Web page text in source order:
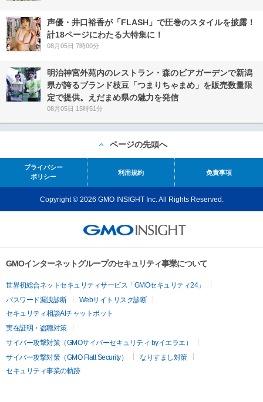
声優・井口裕香が「FLASH」で圧巻のスタイルを披露！
計18ページにわたる大特集に！
08月05日 7時00分
明治神宮外苑内のレストラン・森のビアガーデンで新潟
県が誇るブランド枝豆「つまりちゃまめ」を販売数量限
定で提供。えだまめ県の魅力を発信
08月05日 15時51分
ページの先頭へ
プライバシー
ポリシー
利用規約 免責事項
Copyright © 2026 GMO INSIGHT Inc. All Rights Reserved.
GMOインターネットグループのセキュリティ事業について
世界初総合ネットセキュリティサービス「GMOセキュリティ24」
パスワード漏洩診断
Webサイトリスク診断
セキュリティ相談AIチャットボット
実在証明・盗聴対策
サイバー攻撃対策（GMOサイバーセキュリティ byイエラエ）
サイバー攻撃対策（GMO Flatt Security）
なりすまし対策
セキュリティ事業の軌跡